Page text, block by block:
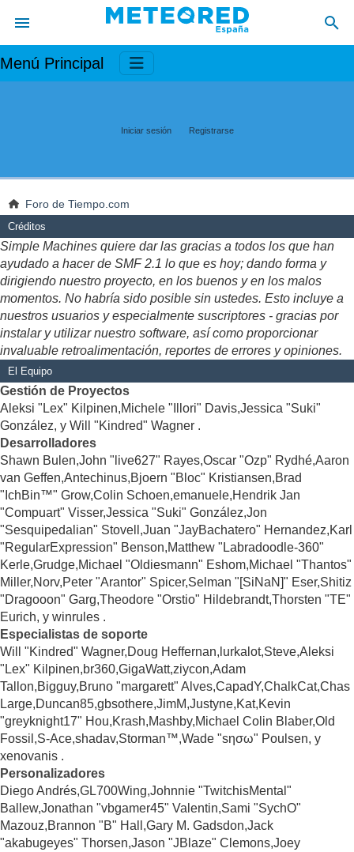
Menú Principal
Iniciar sesión Registrarse
Foro de Tiempo.com
Créditos
Simple Machines quiere dar las gracias a todos los que han
ayudado a hacer de SMF 2.1 lo que es hoy; dando forma y
dirigiendo nuestro proyecto, en los buenos y en los malos
momentos. No habría sido posible sin ustedes. Esto incluye a
nuestros usuarios y especialmente suscriptores - gracias por
instalar y utilizar nuestro software, así como proporcionar
invaluable retroalimentación, reportes de errores y opiniones.
El Equipo
Gestión de Proyectos
Aleksi "Lex" Kilpinen,Michele "Illori" Davis,Jessica "Suki"
González, y Will "Kindred" Wagner .
Desarrolladores
Shawn Bulen,John "live627" Rayes,Oscar "Ozp" Rydhé,Aaron
van Geffen,Antechinus,Bjoern "Bloc" Kristiansen,Brad
"IchBin™" Grow,Colin Schoen,emanuele,Hendrik Jan
"Compuart" Visser,Jessica "Suki" González,Jon
"Sesquipedalian" Stovell,Juan "JayBachatero" Hernandez,Karl
"RegularExpression" Benson,Matthew "Labradoodle-360"
Kerle,Grudge,Michael "Oldiesmann" Eshom,Michael "Thantos"
Miller,Norv,Peter "Arantor" Spicer,Selman "[SiNaN]" Eser,Shitiz
"Dragooon" Garg,Theodore "Orstio" Hildebrandt,Thorsten "TE"
Eurich, y winrules .
Especialistas de soporte
Will "Kindred" Wagner,Doug Heffernan,lurkalot,Steve,Aleksi
"Lex" Kilpinen,br360,GigaWatt,ziycon,Adam
Tallon,Bigguy,Bruno "margarett" Alves,CapadY,ChalkCat,Chas
Large,Duncan85,gbsothere,JimM,Justyne,Kat,Kevin
"greyknight17" Hou,Krash,Mashby,Michael Colin Blaber,Old
Fossil,S-Ace,shadav,Storman™,Wade "sησω" Poulsen, y
xenovanis .
Personalizadores
Diego Andrés,GL700Wing,Johnnie "TwitchisMental"
Ballew,Jonathan "vbgamer45" Valentin,Sami "SychO"
Mazouz,Brannon "B" Hall,Gary M. Gadsdon,Jack
"akabugeyes" Thorsen,Jason "JBlaze" Clemons,Joey